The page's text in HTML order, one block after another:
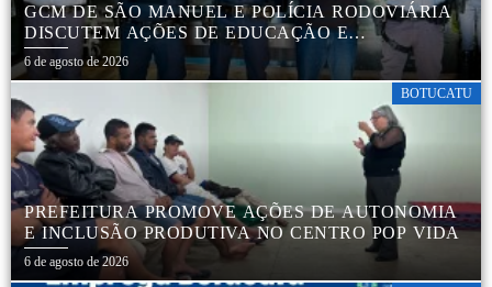
GCM DE SÃO MANUEL E POLÍCIA RODOVIÁRIA
DISCUTEM AÇÕES DE EDUCAÇÃO E
SEGURANÇA NO TRÂNSITO
6 de agosto de 2026
BOTUCATU
PREFEITURA PROMOVE AÇÕES DE AUTONOMIA
E INCLUSÃO PRODUTIVA NO CENTRO POP VIDA
6 de agosto de 2026